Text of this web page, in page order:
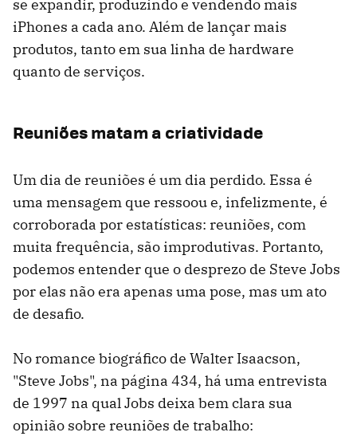
se expandir, produzindo e vendendo mais
iPhones a cada ano. Além de lançar mais
produtos, tanto em sua linha de hardware
quanto de serviços.
Reuniões matam a criatividade
Um dia de reuniões é um dia perdido. Essa é
uma mensagem que ressoou e, infelizmente, é
corroborada por estatísticas: reuniões, com
muita frequência, são improdutivas. Portanto,
podemos entender que o desprezo de Steve Jobs
por elas não era apenas uma pose, mas um ato
de desafio.
No romance biográfico de Walter Isaacson,
"Steve Jobs", na página 434, há uma entrevista
de 1997 na qual Jobs deixa bem clara sua
opinião sobre reuniões de trabalho: